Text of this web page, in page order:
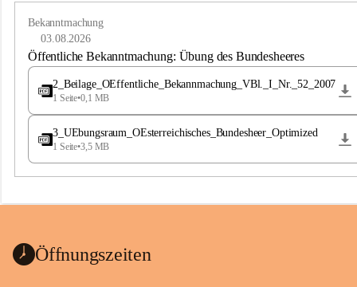
e
a
Bekanntmachung
03.08.2026
Öffentliche Bekanntmachung: Übung des Bundesheeres
2_Beilage_OEffentliche_Bekannmachung_VBl._I_Nr._52_2007
1 Seite•0,1 MB
3_UEbungsraum_OEsterreichisches_Bundesheer_Optimized
1 Seite•3,5 MB
Öffnungszeiten